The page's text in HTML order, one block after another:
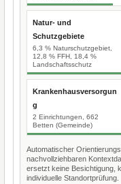
Natur- und
Schutzgebiete
6,3 % Naturschutzgebiet,
12,8 % FFH, 18,4 %
Landschaftsschutz
Krankenhausversorgun
g
2 Einrichtungen, 662
Betten (Gemeinde)
Automatischer
nachvollziehbaren
ersetzt keine Besichtigung,
individuelle Standortprüfung.